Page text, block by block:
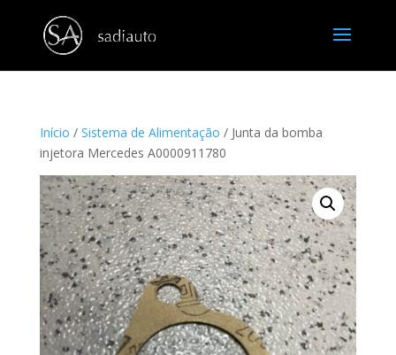
Início / Sistema de Alimentação / Junta da bomba
injetora Mercedes A0000911780